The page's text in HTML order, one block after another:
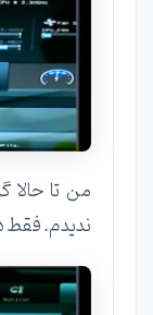
ندیدم. فقط